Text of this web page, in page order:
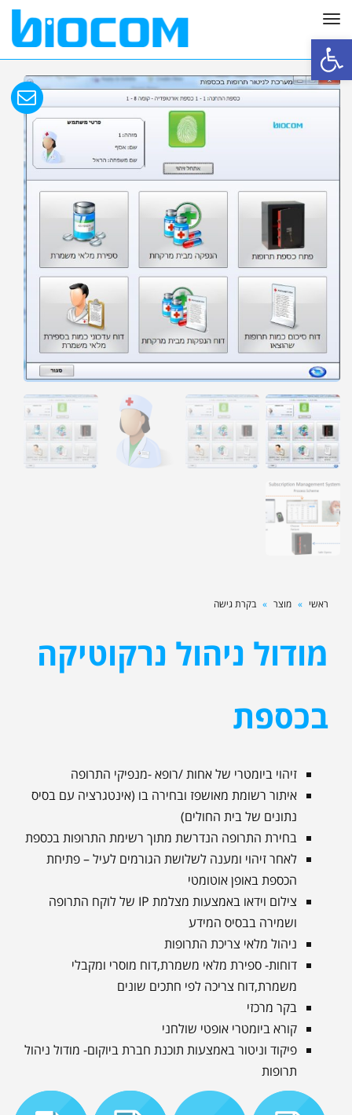
פתח סרגל נגישות
תפריט
ראשי » מוצר » בקרת גישה
מודול ניהול נרקוטיקה
בכספת
זיהוי ביומטרי של אחות /רופא -מנפיקי התרופה
איתור רשומת מאושפז ובחירה בו (אינטגרציה עם בסיס
נתונים של בית החולים)
בחירת התרופה הנדרשת מתוך רשימת התרופות בכספת
לאחר זיהוי ומענה לשלושת הגורמים לעיל – פתיחת
הכספת באופן אוטומטי
צילום וידאו באמצעות מצלמת IP של לוקח התרופה
ושמירה בבסיס המידע
ניהול מלאי צריכת התרופות
דוחות- ספירת מלאי משמרת,דוח מוסרי ומקבלי
משמרת,דוח צריכה לפי חתכים שונים
בקר מרכזי
קורא ביומטרי אופטי שולחני
פיקוד וניטור באמצעות תוכנת חברת ביוקום- מודול ניהול
תרופות